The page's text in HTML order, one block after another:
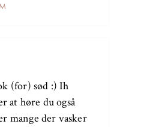
(for) sød :) Ih
at høre du også
mange der vasker